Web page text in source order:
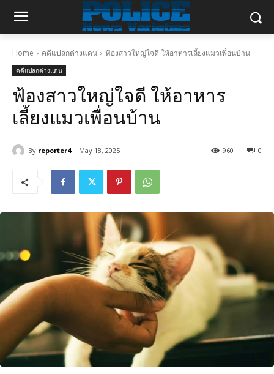
Home คดีแปลกต่างแดน ฟ้องสาวใหญ่ใจดี ให้อาหารเลี้ยงแมวเพื่อนบ้าน
คดีแปลกต่างแดน
ฟ้องสาวใหญ่ใจดี ให้อาหาร
เลี้ยงแมวเพื่อนบ้าน
By reporter4 May 18, 2025 0
960